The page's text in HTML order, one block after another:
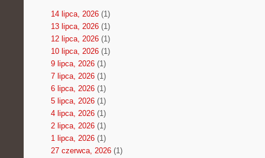
14 lipca, 2026(1)
13 lipca, 2026(1)
12 lipca, 2026(1)
10 lipca, 2026(1)
9 lipca, 2026(1)
7 lipca, 2026(1)
6 lipca, 2026(1)
5 lipca, 2026(1)
4 lipca, 2026(1)
2 lipca, 2026(1)
1 lipca, 2026(1)
27 czerwca, 2026(1)